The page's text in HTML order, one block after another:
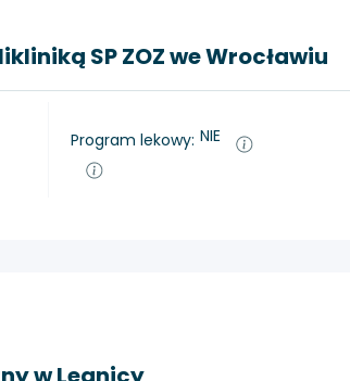
SP ZOZ we Wrocławiu
Program lekowy: NIE